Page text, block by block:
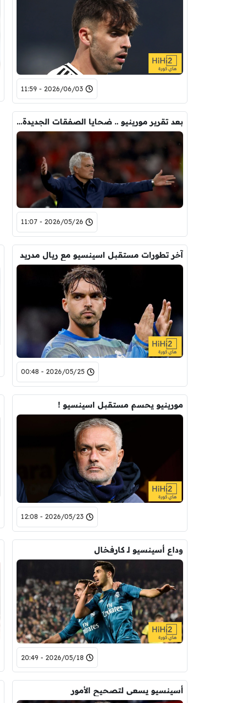
2026/06/03 - 11:59
بعد تقرير مورينيو .. ضحايا الصفقات الجديدة في ريال مدريد !
2026/05/26 - 11:07
آخر تطورات مستقبل اسينسيو مع ريال مدريد
2026/05/25 - 00:48
مورينيو يحسم مستقبل اسينسيو !
2026/05/23 - 12:08
وداع أسينسيو لـ كارفخال
2026/05/18 - 20:49
أسينسيو يسعى لتصحيح الأمور